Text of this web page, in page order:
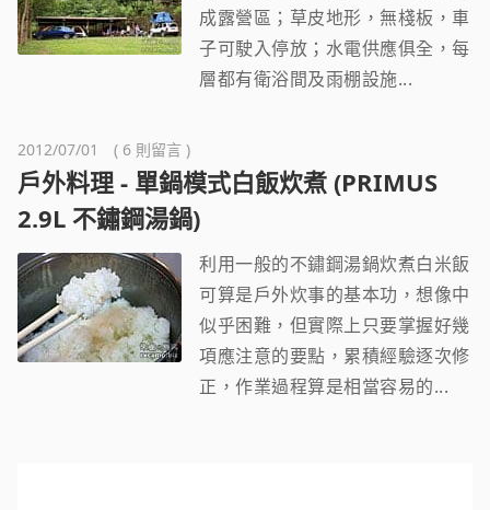
成露營區；草皮地形，無棧板，車
子可駛入停放；水電供應俱全，每
層都有衛浴間及雨棚設施...
2012/07/01 ( 6 則留言 )
戶外料理 - 單鍋模式白飯炊煮 (PRIMUS
2.9L 不鏽鋼湯鍋)
利用一般的不鏽鋼湯鍋炊煮白米飯
可算是戶外炊事的基本功，想像中
似乎困難，但實際上只要掌握好幾
項應注意的要點，累積經驗逐次修
正，作業過程算是相當容易的...